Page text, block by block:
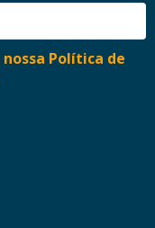
Política de